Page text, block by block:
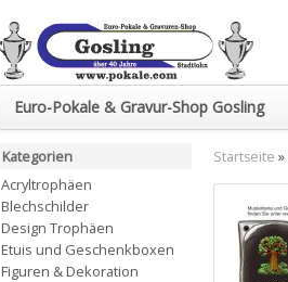
Euro-Pokale & Gravur-Shop Gosling
Startseite »
Kategorien
Acryltrophäen
Blechschilder
Design Trophäen
Etuis und Geschenkboxen
Figuren & Dekoration